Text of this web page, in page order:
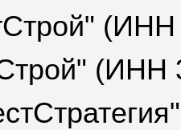
(ИНН
(ИНН